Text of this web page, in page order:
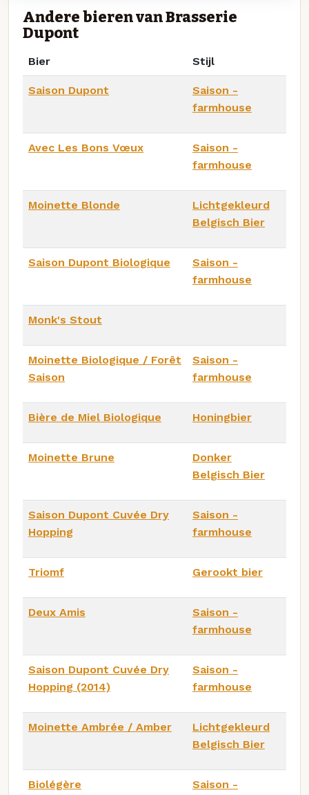
Andere bieren van Brasserie
Dupont
Bier Stijl
Saison Dupont
Saison -
farmhouse
Avec Les Bons Vœux
Saison -
farmhouse
Moinette Blonde
Lichtgekleurd
Belgisch Bier
Saison Dupont Biologique
Saison -
farmhouse
Monk's Stout
Moinette Biologique / Forêt
Saison
Saison -
farmhouse
Bière de Miel Biologique Honingbier
Moinette Brune
Donker
Belgisch Bier
Saison Dupont Cuvée Dry
Hopping
Saison -
farmhouse
Triomf Gerookt bier
Deux Amis
Saison -
farmhouse
Saison Dupont Cuvée Dry
Hopping (2014)
Saison -
farmhouse
Moinette Ambrée / Amber
Lichtgekleurd
Belgisch Bier
Biolégère
Saison -